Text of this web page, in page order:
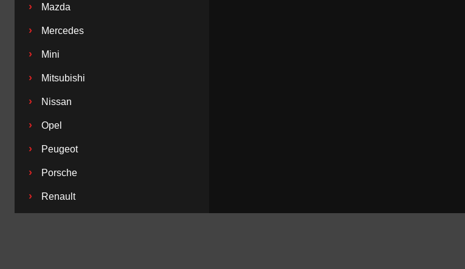
› Mazda
› Mercedes
› Mini
› Mitsubishi
› Nissan
› Opel
› Peugeot
› Porsche
› Renault